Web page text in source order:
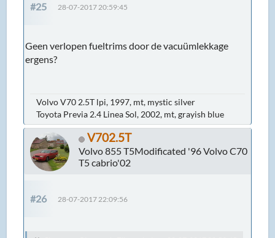
#25 28-07-2017 20:59:45
Geen verlopen fueltrims door de vacuümlekkage
ergens?
Volvo V70 2.5T lpi, 1997, mt, mystic silver
Toyota Previa 2.4 Linea Sol, 2002, mt, grayish blue
V702.5T
Volvo 855 T5Modificated '96 Volvo C70
T5 cabrio'02
#26 28-07-2017 22:09:56